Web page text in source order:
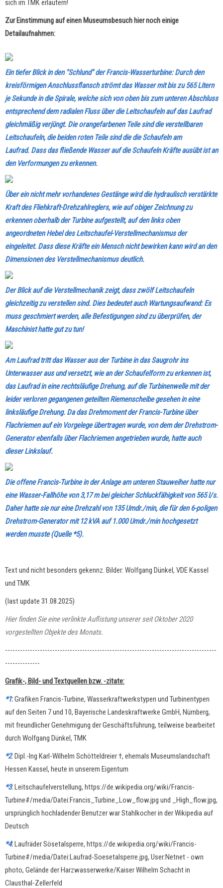
sich im TMK erläutern!
Zur Einstimmung auf einen Museumsbesuch hier noch einige
Detailaufnahmen:
Ein tiefer Blick in den "Schlund" der Francis-Wasserturbine: Durch den
kreisförmigen Anschlussflansch strömt das Wasser mit bis zu 565 Litern
je Sekunde in die Spirale, welche sich von oben bis zum unteren Abschluss
entsprechend dem radialen Fluss über die Leitschaufeln auf das Laufrad
gleichmäßig verjüngt. Die orangefarbenen Teile sind die verstellbaren
Leitschaufeln, die beiden roten Teile sind die die Schaufeln am
Laufrad. Dass das fließende Wasser auf die Schaufeln Kräfte ausübt ist an
den Verformungen zu erkennen.
Über ein nicht mehr vorhandenes Gestänge wird die hydraulisch verstärkte
Kraft des Fliehkraft-Drehzahlreglers, wie auf obiger Zeichnung zu
erkennen oberhalb der Turbine aufgestellt, auf den links oben
angeordneten Hebel des Leitschaufel-Verstellmechanismus der
eingeleitet. Dass diese Kräfte ein Mensch nicht bewirken kann wird an den
Dimensionen des Verstellmechanismus deutlich.
Der Blick auf die Verstellmechanik zeigt, dass zwölf Leitschaufeln
gleichzeitig zu verstellen sind. Dies bedeutet auch Wartungsaufwand: Es
muss geschmiert werden, alle Befestigungen sind zu überprüfen, der
Maschinist hatte gut zu tun!
Am Laufrad tritt das Wasser aus der Turbine in das Saugrohr ins
Unterwasser aus und versetzt, wie an der Schaufelform zu erkennen ist,
das Laufrad in eine rechtsläufige Drehung, auf die Turbinenwelle mit der
leider verloren gegangenen geteilten Riemenscheibe gesehen in eine
linksläufige Drehung. Da das Drehmoment der Francis-Turbine über
Flachriemen auf ein Vorgelege übertragen wurde, von dem der Drehstrom-
Generator ebenfalls über Flachriemen angetrieben wurde, hatte auch
dieser Linkslauf.
Die offene Francis-Turbine in der Anlage am unteren Stauweiher hatte nur
eine Wasser-Fallhöhe von 3,17 m bei gleicher Schluckfähigkeit von 565 l/s.
Daher hatte sie nur eine Drehzahl von 135 Umdr./min, die für den 6-poligen
Drehstrom-Generator mit 12 kVA auf 1.000 Umdr./min hochgesetzt
werden musste (Quelle *5).
Text und nicht besonders gekennz. Bilder: Wolfgang Dünkel, VDE Kassel
und TMK
(last update 31.08.2025)
Hier finden Sie eine verlinkte Auflistung unserer seit Oktober 2020
vorgestellten Objekte des Monats.
-------------------------------------------------------------------------------------
--------------
Grafik-, Bild- und Textquellen bzw. -zitate:
*1:Grafiken Francis-Turbine, Wasserkraftwerkstypen und Turbinentypen
auf den Seiten 7 und 10, Bayerische Landeskraftwerke GmbH, Nürnberg,
mit freundlicher Genehmigung der Geschäftsführung, teilweise bearbeitet
durch Wolfgang Dünkel, TMK
*2: Dipl.-Ing Karl-Wilhelm Schötteldreier †, ehemals Museumslandschaft
Hessen Kassel, heute in unserem Eigentum
*3:Leitschaufelverstellung, https://de.wikipedia.org/wiki/Francis-
Turbine#/media/Datei:Francis_Turbine_Low_flow.jpg und _High_flow.jpg,
ursprünglich hochladender Benutzer war Stahlkocher in der Wikipedia auf
Deutsch
*4:Laufräder Sösetalsperre, https://de.wikipedia.org/wiki/Francis-
Turbine#/media/Datei:Laufrad-Soesetalsperre.jpg, User:Netnet - own
photo, Gelände der Harzwasserwerke/Kaiser Wilhelm Schacht in
Clausthal-Zellerfeld